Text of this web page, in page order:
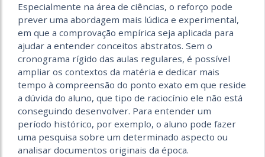
Especialmente na área de ciências, o reforço pode
prever uma abordagem mais lúdica e experimental,
em que a comprovação empírica seja aplicada para
ajudar a entender conceitos abstratos. Sem o
cronograma rígido das aulas regulares, é possível
ampliar os contextos da matéria e dedicar mais
tempo à compreensão do ponto exato em que reside
a dúvida do aluno, que tipo de raciocínio ele não está
conseguindo desenvolver. Para entender um
período histórico, por exemplo, o aluno pode fazer
uma pesquisa sobre um determinado aspecto ou
analisar documentos originais da época.